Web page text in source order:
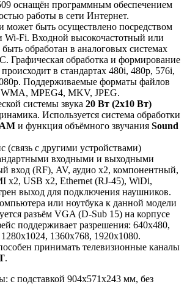
оснащён программным обеспечением
работы в сети Интернет.
может быть осуществлено посредством
Wi-Fi. Входной высокочастотный или
обработан в аналоговых системах
Графическая обработка и формирование
в стандартах 480i, 480p, 576i,
Поддерживаемые форматы файлов
MPEG4, MKV, JPEG.
системы звука 20 Вт (2x10 Вт)
Используется система обработки
и функция объёмного звучания Sound
с другими устройствами)
входными и выходными
вход (RF), AV, аудио x2, компонентный,
x2, USB x2, Ethernet (RJ-45), WiDi,
выход для подключения наушников.
или ноутбука к данной модели
разъём VGA (D-Sub 15) на корпусе
поддерживает разрешения: 640x480,
1360x768, 1920x1080.
принимать телевизионные каналы
.
с подставкой 904x571x243 мм, без